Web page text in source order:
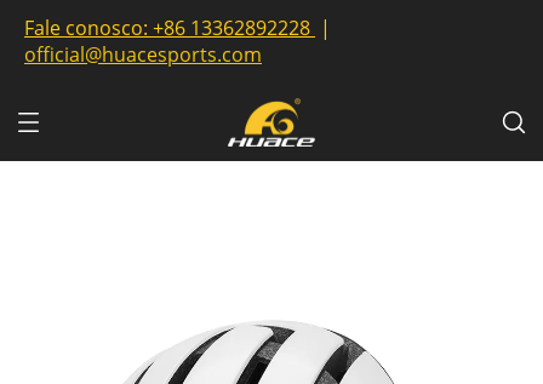
Fale conosco: +86 13362892228 |
official@huacesports.com